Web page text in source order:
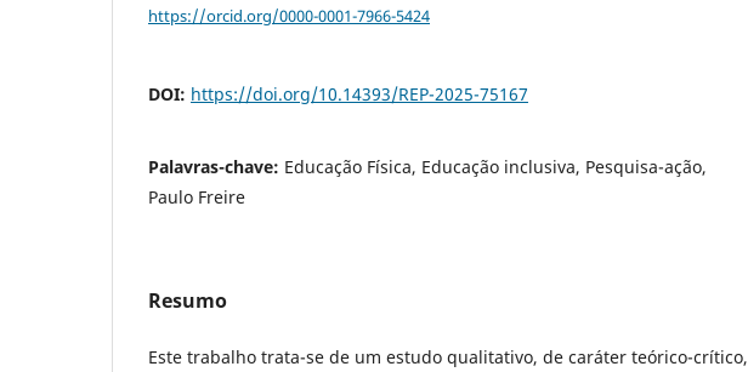
https://orcid.org/0000-0001-7966-5424
DOI: https://doi.org/10.14393/REP-2025-75167
Palavras-chave: Educação Física, Educação inclusiva, Pesquisa-ação,
Paulo Freire
Resumo
Este trabalho trata-se de um estudo qualitativo, de caráter teórico-crítico,